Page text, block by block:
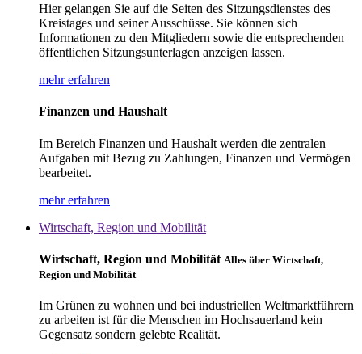
Hier gelangen Sie auf die Seiten des Sitzungsdienstes des
Kreistages und seiner Ausschüsse. Sie können sich
Informationen zu den Mitgliedern sowie die entsprechenden
öffentlichen Sitzungsunterlagen anzeigen lassen.
mehr erfahren
Finanzen und Haushalt
Im Bereich Finanzen und Haushalt werden die zentralen
Aufgaben mit Bezug zu Zahlungen, Finanzen und Vermögen
bearbeitet.
mehr erfahren
Wirtschaft, Region und Mobilität
Wirtschaft, Region und Mobilität Alles über Wirtschaft,
Region und Mobilität
Im Grünen zu wohnen und bei industriellen Weltmarktführern
zu arbeiten ist für die Menschen im Hochsauerland kein
Gegensatz sondern gelebte Realität.